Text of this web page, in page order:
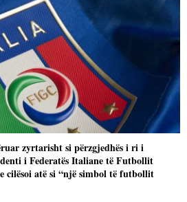
zyrtarisht si përzgjedhës i ri i
i Federatës Italiane të Futbollit
cilësoi atë si “një simbol të futbollit